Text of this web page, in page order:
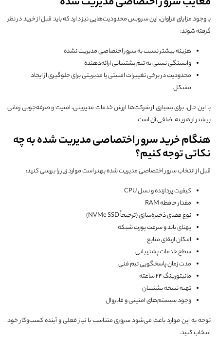
با وجود مزایای فراوان، این سرویس محدودیت‌هایی نیز دارد که باید قبل از خرید در نظر
گرفته شوند:
هزینه بیشتر نسبت به سرور اختصاصی مدیریت نشده
وابستگی نسبی به تیم پشتیبانی ارائه‌دهنده
محدودیت در برخی تغییرات امنیتی یا مدیریتی برای جلوگیری از ایجاد
مشکل
با این حال، برای بسیاری از شرکت‌ها ارزش خدمات مدیریتی، امنیت و صرفه‌جویی زمانی
بیشتر از هزینه اضافی آن است.
هنگام خرید سرور اختصاصی مدیریت شده به چه
نکاتی توجه کنیم؟
قبل از انتخاب سرور اختصاصی مدیریت شده بهتر است موارد زیر را بررسی کنید:
کیفیت پردازنده و نسل CPU
مقدار حافظه RAM
نوع فضای ذخیره‌سازی (ترجیحاً NVMe SSD)
پهنای باند و سرعت پورت شبکه
امکان ارتقای منابع
سطح خدمات پشتیبانی
مدت زمان پاسخگویی تیم فنی
مانیتورینگ ۲۴ ساعته
تهیه نسخه پشتیبان
وجود سیستم‌های امنیتی و فایروال
توجه به این موارد باعث می‌شود سروری متناسب با نیاز فعلی و آینده کسب‌وکار خود
انتخاب کنید.